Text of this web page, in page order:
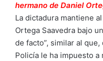
hermano de Daniel
La dictadura mantiene
Ortega Saavedra bajo
de facto”, similar al
Policía le ha impuesto a